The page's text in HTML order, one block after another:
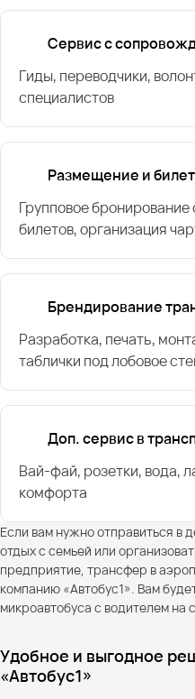
Сервис с
Гиды, переводчики,
специалистов
Размещение и
Групповое
билетов, организация
Брендирование
Разработка, печать,
таблички под лобовое
Доп. сервис в
Вай-фай, розетки, вода,
комфорта
Если вам нужно отправиться в
отдых с семьей или
предприятие, трансфер в
компанию «Автобус1». Вам
микроавтобуса с водителем на
Удобное и выгодное
«Автобус1»